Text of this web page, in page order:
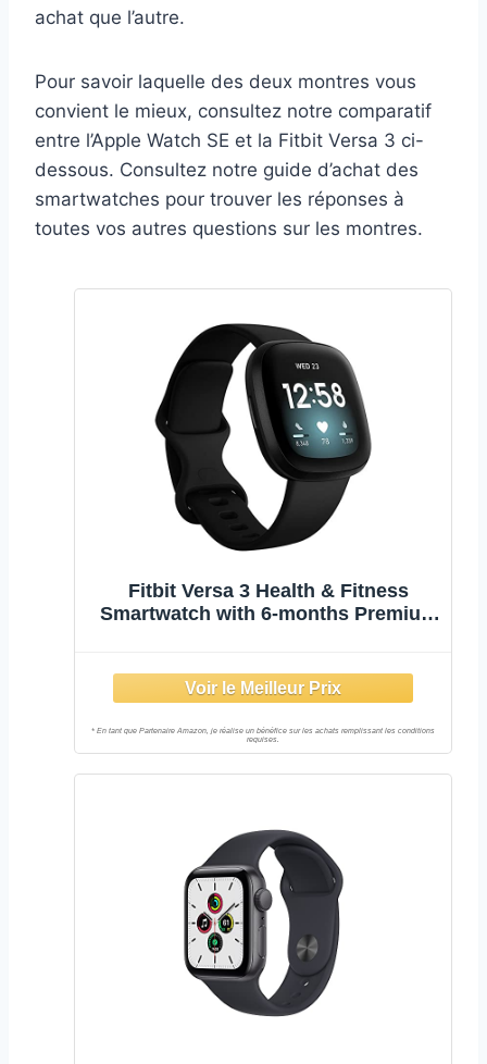
achat que l’autre.
Pour savoir laquelle des deux montres vous
convient le mieux, consultez notre comparatif
entre l’Apple Watch SE et la Fitbit Versa 3 ci-
dessous. Consultez notre guide d’achat des
smartwatches pour trouver les réponses à
toutes vos autres questions sur les montres.
Fitbit Versa 3 Health & Fitness
Smartwatch with 6-months Premium
Days Battery, Black